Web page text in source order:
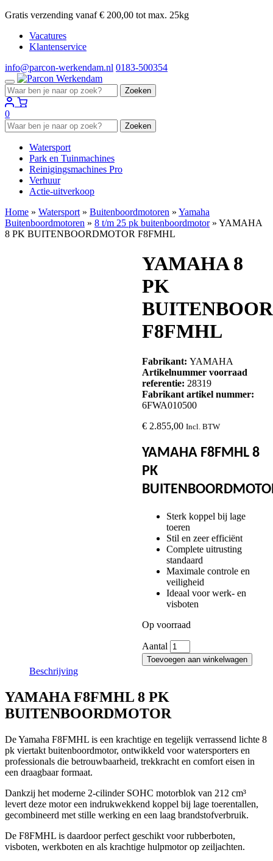
Gratis verzending vanaf € 200,00 tot max. 25kg
Vacatures
Klantenservice
info@parcon-werkendam.nl 0183-500354
Zoeken
naar:
Zoeken
0
Zoeken
naar:
Zoeken
Watersport
Park en Tuinmachines
Reinigingsmachines Pro
Verhuur
Actie-uitverkoop
Home » Watersport » Buitenboordmotoren » Yamaha
Buitenboordmotoren » 8 t/m 25 pk buitenboordmotor» YAMAHA
8 PK BUITENBOORDMOTOR F8FMHL
YAMAHA 8
PK
F8FMHL
Fabrikant: YAMAHA
Artikelnummer voorraad
referentie: 28319
Fabrikant artikel nummer:
6FWA010500
€2.855,00 Incl. BTW
YAMAHA F8FMHL 8
PK
Sterk koppel bij lage
toeren
Stil en zeer efficiënt
Complete uitrusting
standaard
Maximale controle en
veiligheid
Ideaal voor werk- en
visboten
Op voorraad
Aantal
Toevoegen aan winkelwagen
Beschrijving
YAMAHA F8FMHL 8 PK
BUITENBOORDMOTOR
De Yamaha F8FMHL is een krachtige en tegelijk verrassend lichte 8
pk viertakt buitenboordmotor, ontwikkeld voor watersporters en
professionals die betrouwbaarheid, trekkracht en comfort eisen in
een draagbaar formaat.
Dankzij het moderne 2-cilinder SOHC motorblok van 212 cm³
levert deze motor een indrukwekkend koppel bij lage toerentallen,
gecombineerd met stille werking en een laag brandstofverbruik.
De F8FMHL is daardoor perfect geschikt voor rubberboten,
visboten, werkboten en als krachtige hulpmotor op zeiljachten.